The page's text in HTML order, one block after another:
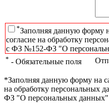
*Заполняя данную форму
согласие на обработку
с ФЗ №152-ФЗ "О
* - Обязательные поля
*Заполняя данную форму на
на обработку персональных
ФЗ "О персональных данных"